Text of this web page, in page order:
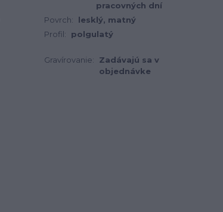
pracovných dní
Povrch:
lesklý, matný
Profil: polgulatý
Gravírovanie:
Zadávajú sa v
objednávke